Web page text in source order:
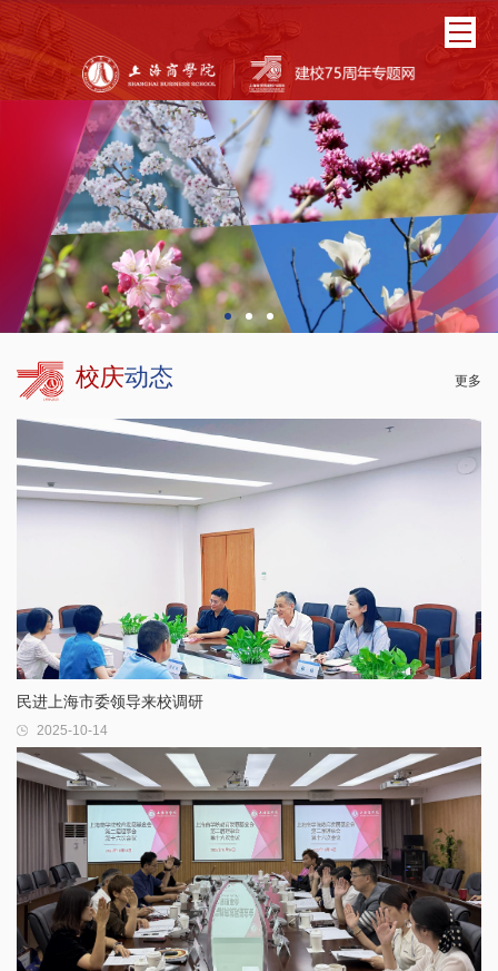
校庆动态 更多
民进上海市委领导来校调研
2025-10-14